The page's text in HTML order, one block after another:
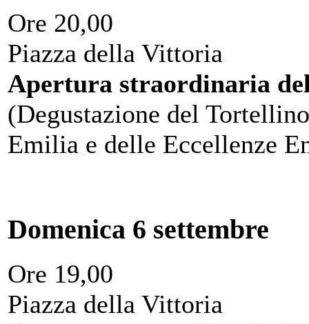
Ore 20,00
Piazza della Vittoria
Apertura straordinaria
(Degustazione del
Emilia e delle Eccellenze
Domenica 6 settembre
Ore 19,00
Piazza della Vittoria